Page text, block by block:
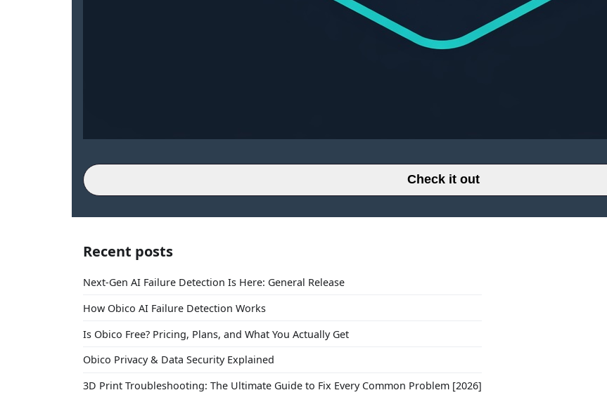
Check it out
Recent posts
Next-Gen AI Failure Detection Is Here: General Release
How Obico AI Failure Detection Works
Is Obico Free? Pricing, Plans, and What You Actually Get
Obico Privacy & Data Security Explained
3D Print Troubleshooting: The Ultimate Guide to Fix Every Common Problem [2026]